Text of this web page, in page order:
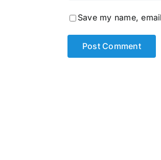
Save my name,